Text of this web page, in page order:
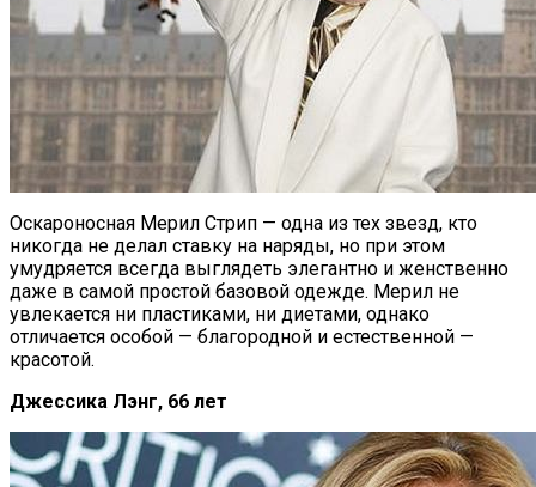
Оскароносная Мерил Стрип — одна из тех звезд, кто
никогда не делал ставку на наряды, но при этом
умудряется всегда выглядеть элегантно и женственно
даже в самой простой базовой одежде. Мерил не
увлекается ни пластиками, ни диетами, однако
отличается особой — благородной и естественной —
красотой.
Джессика Лэнг, 66 лет